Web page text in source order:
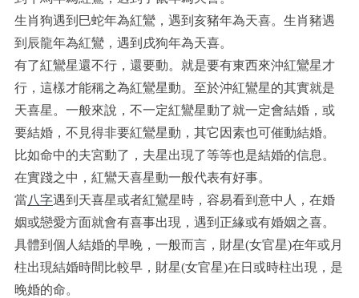
生肖狗遇到巳蛇年為紅鸞，遇到亥豬年為天喜。生肖豬遇
到辰龍年為紅鸞，遇到戌狗年為天喜。
有了紅鸞星還不行，還要動。就是要有東西來沖紅鸞星才
行，這樣才能稱之為紅鸞星動。至於沖紅鸞星的其實就是
天喜星。一般來說，不一定紅鸞星動了就一定會結婚，或
要結婚，不見得非要紅鸞星動，其它因素也可催動結婚。
比如命中的夫宮動了，夫星出現了等等也是結婚的信息。
在實踐之中，紅鸞天喜星動一般代表有好事。
當八字遇到天喜星或者紅鸞星時，容易看到意中人，在婚
姻或戀愛方面就會有喜事出現，遇到正緣或有婚姻之喜。
具體到個人結婚的早晚，一般而言，財星(女官星)在年或月
柱出現結婚時間比較早，財星(女官星)在日或時柱出現，是
晚婚的命。